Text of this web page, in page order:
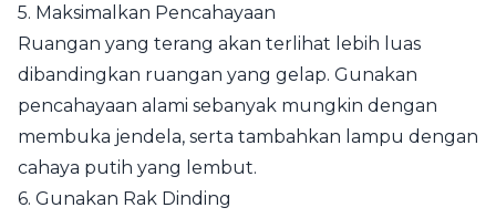
5. Maksimalkan Pencahayaan
Ruangan yang terang akan terlihat lebih luas
dibandingkan ruangan yang gelap. Gunakan
pencahayaan alami sebanyak mungkin dengan
membuka jendela, serta tambahkan lampu dengan
cahaya putih yang lembut.
6. Gunakan Rak Dinding